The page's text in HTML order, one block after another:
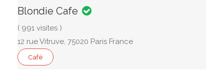
Blondie Cafe
( 991 visites )
12 rue Vitruve, 75020 Paris France
Café